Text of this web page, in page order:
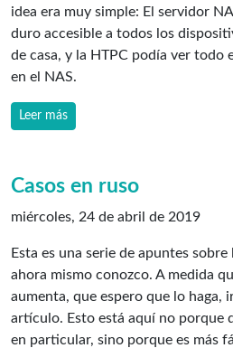
idea era muy simple: El servidor
duro accesible a todos los
de casa, y la HTPC podía ver todo
en el NAS.
Leer más
Casos en ruso
miércoles, 24 de abril de 2019
Esta es una serie de apuntes
ahora mismo conozco. A medida
aumenta, que espero que lo haga,
artículo. Esto está aquí no porque
en particular, sino porque es más